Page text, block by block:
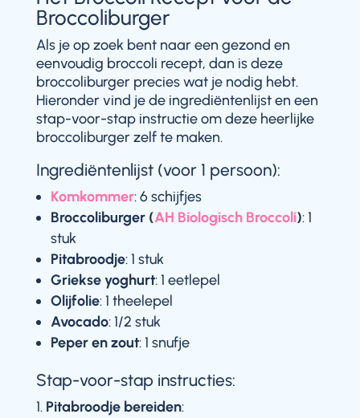
Broccoliburger
Als je op zoek bent naar een gezond en
eenvoudig broccoli recept, dan is deze
broccoliburger precies wat je nodig hebt.
Hieronder vind je de ingrediëntenlijst en een
stap-voor-stap instructie om deze heerlijke
broccoliburger zelf te maken.
Ingrediëntenlijst (voor 1 persoon):
Komkommer: 6 schijfjes
Broccoliburger (AH Biologisch Broccoli): 1
stuk
Pitabroodje: 1 stuk
Griekse yoghurt: 1 eetlepel
Olijfolie: 1 theelepel
Avocado: 1/2 stuk
Peper en zout: 1 snufje
Stap-voor-stap instructies:
Pitabroodje bereiden: